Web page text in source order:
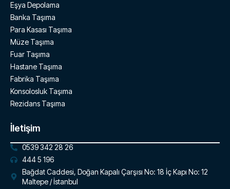
Eşya Depolama
Banka Taşıma
Para Kasası Taşıma
Müze Taşıma
Fuar Taşıma
Hastane Taşıma
Fabrika Taşıma
Konsolosluk Taşıma
Rezidans Taşıma
İletişim
0539 342 28 26
444 5 196
Bağdat Caddesi, Doğan Kapalı Çarşısı No: 18 İç Kapı No: 12
Maltepe / İstanbul